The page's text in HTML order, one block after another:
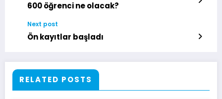
600 öğrenci ne olacak?
Next post
Ön kayıtlar başladı
RELATED POSTS